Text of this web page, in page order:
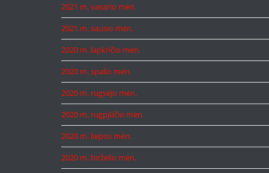
2021 m. vasario mėn.
2021 m. sausio mėn.
2020 m. lapkričio mėn.
2020 m. spalio mėn.
2020 m. rugsėjo mėn.
2020 m. rugpjūčio mėn.
2020 m. liepos mėn.
2020 m. birželio mėn.